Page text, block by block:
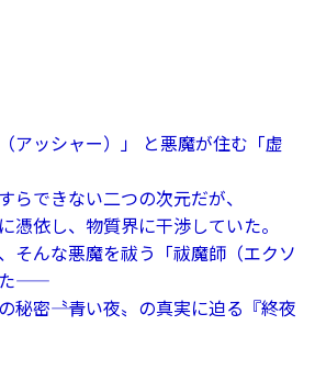
アッシャー）」 と悪魔が住む「虚
らできない二つの次元だが、
憑依し、物質界に干渉していた。
そんな悪魔を祓う「祓魔師（エクソ
秘密――〝青い夜〟の真実に迫る『終夜